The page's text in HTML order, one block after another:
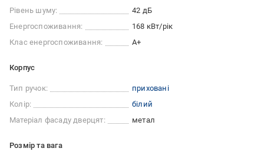
Рівень шуму:
42 дБ
Енергоспоживання:
168 кВт/рік
Клас енергоспоживання:
A+
Корпус
Тип ручок:
приховані
Колір:
білий
Матеріал фасаду дверцят:
метал
Розмір та вага